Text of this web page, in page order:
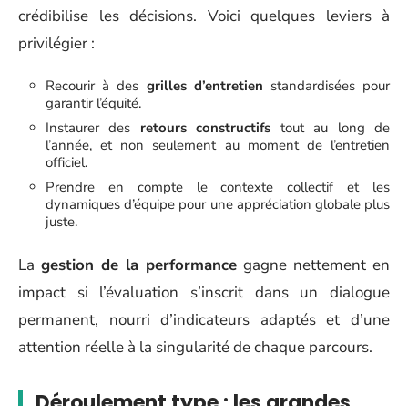
crédibilise les décisions. Voici quelques leviers à
privilégier :
Recourir à des grilles d’entretien standardisées pour
garantir l’équité.
Instaurer des retours constructifs tout au long de
l’année, et non seulement au moment de l’entretien
officiel.
Prendre en compte le contexte collectif et les
dynamiques d’équipe pour une appréciation globale plus
juste.
La gestion de la performance gagne nettement en
impact si l’évaluation s’inscrit dans un dialogue
permanent, nourri d’indicateurs adaptés et d’une
attention réelle à la singularité de chaque parcours.